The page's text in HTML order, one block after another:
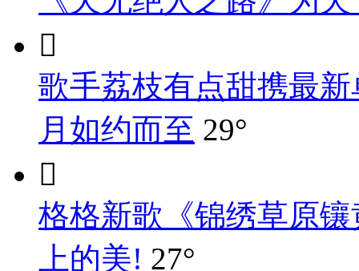

歌手荔枝有点甜携最
月如约而至 29°

格格新歌《锦绣草原
上的美! 27°